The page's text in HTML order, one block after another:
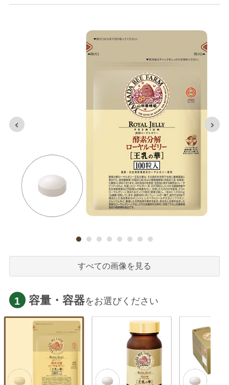
すべての画像を見る
1 容量・容器をお選びください